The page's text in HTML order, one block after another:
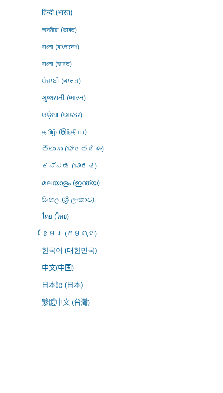
हिन्दी (भारत)
অসমীয়া (ভাৰত)
বাংলা (বাংলাদেশ)
বাংলা (ভারত)
ਪੰਜਾਬੀ (ਭਾਰਤ)
ગુજરાતી (ભારત)
ଓଡ଼ିଆ (ଭାରତ)
தமிழ் (இந்தியா)
తెలుగు (భారతదేశం)
ಕನ್ನಡ (ಭಾರತ)
മലയാളം (ഇന്ത്യ)
සිංහල (ශ්‍රී ලංකාව)
ไทย (ไทย)
ខ្មែរ (កម្ពុជា)
한국어 (대한민국)
中文(中国)
日本語 (日本)
繁體中文 (台灣)